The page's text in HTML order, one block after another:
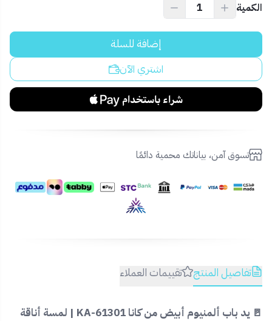
الكمية
إضافة للسلة
اشتري الآن
تسوق آمن، بياناتك محمية دائمًا
تفاصيل المنتج تقييمات العملاء
🚪 يد باب ألمنيوم أبيض من كانا KA-61301 | لمسة أناقة